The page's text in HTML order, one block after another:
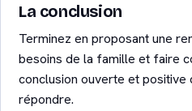
La conclusion
Terminez en proposant une
besoins de la famille et faire
conclusion ouverte et positive
répondre.